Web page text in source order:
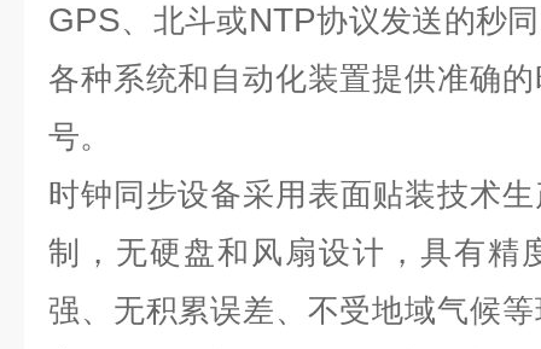
GPS、北斗或NTP协议发送的秒
各种系统和自动化装置提供准确
号。
时钟同步设备采用表面贴装技术
制，无硬盘和风扇设计，具有精
强、无积累误差、不受地域气候